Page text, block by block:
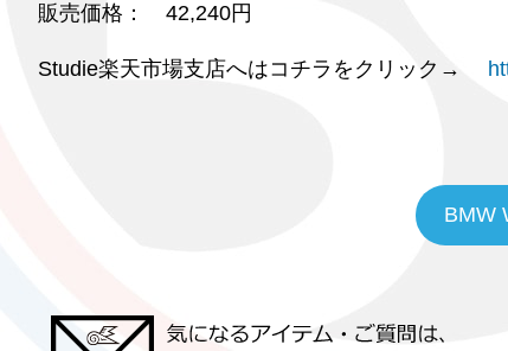
販売価格： 42,240円
Studie楽天市場支店へはコチラをクリック→
BMW